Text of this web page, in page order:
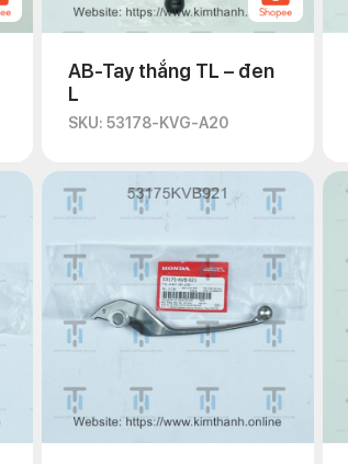
AB-Tay thắng TL – đen
L
SKU: 53178-KVG-A20